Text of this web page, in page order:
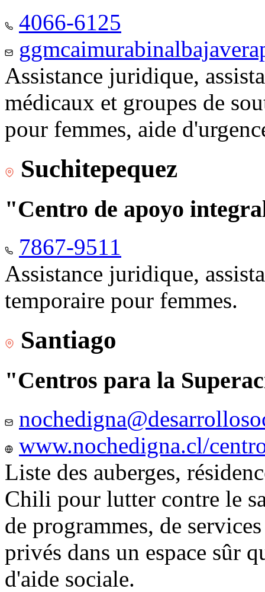
4066-6125
Assistance juridique,
médicaux et groupes de
pour femmes, aide
Suchitepequez
"Centro de apoyo
7867-9511
Assistance juridique,
temporaire pour femmes.
Santiago
"Centros para la
www.nochedigna.cl/
Liste des auberges,
Chili pour lutter contre le
de programmes, de
privés dans un espace sûr
d'aide sociale.